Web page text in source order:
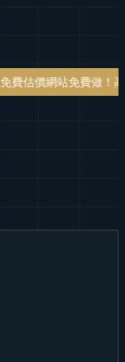
做！高雄網頁設計・